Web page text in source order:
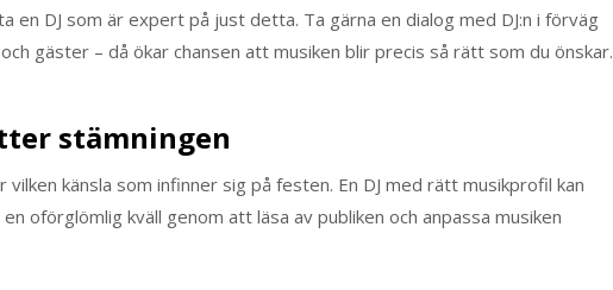
en DJ som är expert på just detta. Ta gärna en dialog med DJ:n i förväg
gäster – då ökar chansen att musiken blir precis så rätt som du önskar.
stämningen
känsla som infinner sig på festen. En DJ med rätt musikprofil kan
oförglömlig kväll genom att läsa av publiken och anpassa musiken